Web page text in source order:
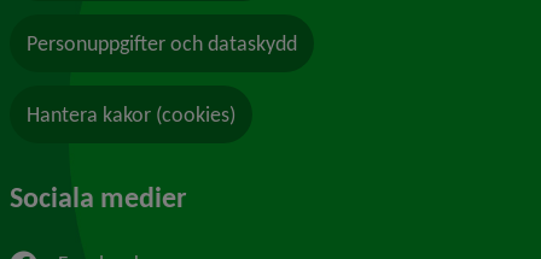
Personuppgifter och dataskydd
Hantera kakor (cookies)
Sociala medier